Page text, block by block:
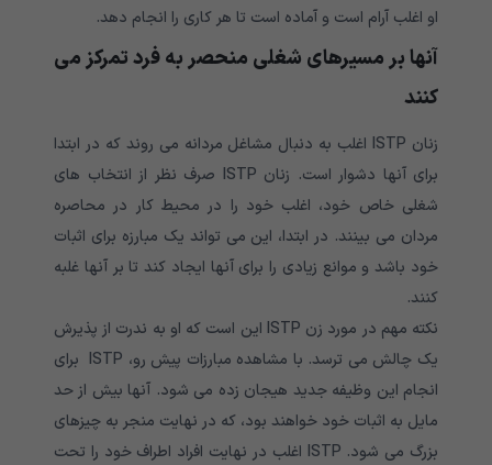
او اغلب آرام است و آماده است تا هر کاری را انجام دهد.
آنها بر مسیرهای شغلی منحصر به فرد تمرکز می
کنند
زنان ISTP اغلب به دنبال مشاغل مردانه می روند که در ابتدا
برای آنها دشوار است. زنان ISTP صرف نظر از انتخاب های
شغلی خاص خود، اغلب خود را در محیط کار در محاصره
مردان می بینند. در ابتدا، این می تواند یک مبارزه برای اثبات
خود باشد و موانع زیادی را برای آنها ایجاد کند تا بر آنها غلبه
کنند.
نکته مهم در مورد زن ISTP این است که او به ندرت از پذیرش
یک چالش می ترسد. با مشاهده مبارزات پیش رو، ISTP برای
انجام این وظیفه جدید هیجان زده می شود. آنها بیش از حد
مایل به اثبات خود خواهند بود، که در نهایت منجر به چیزهای
بزرگ می شود. ISTP اغلب در نهایت افراد اطراف خود را تحت